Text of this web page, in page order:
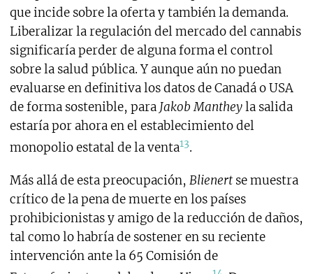
que incide sobre la oferta y también la demanda.
Liberalizar la regulación del mercado del cannabis
significaría perder de alguna forma el control
sobre la salud pública. Y aunque aún no puedan
evaluarse en definitiva los datos de Canadá o USA
de forma sostenible, paraJakob Mantheyla salida
estaría por ahora en el establecimiento del
monopolio estatal de la venta13.
Más allá de esta preocupación, Blienert se muestra
crítico de la pena de muerte en los países
prohibicionistas y amigo de la reducción de daños,
tal como lo habría de sostener en su reciente
intervención ante la 65 Comisión de